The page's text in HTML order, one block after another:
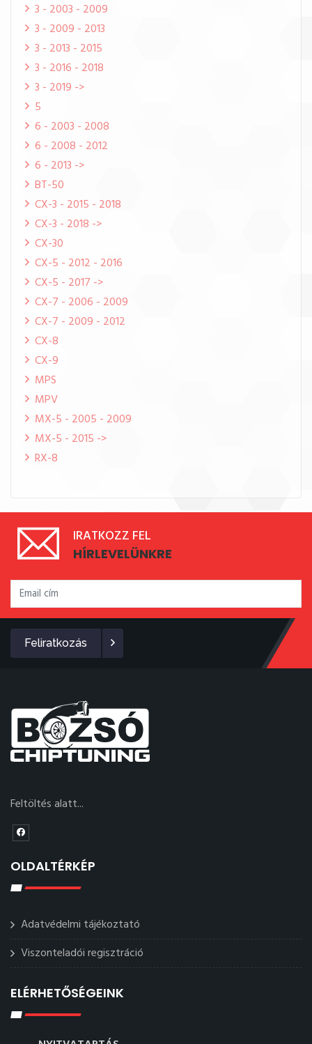
3 - 2003 - 2009
3 - 2009 - 2013
3 - 2013 - 2015
3 - 2016 - 2018
3 - 2019 ->
5
6 - 2003 - 2008
6 - 2008 - 2012
6 - 2013 ->
BT-50
CX-3 - 2015 - 2018
CX-3 - 2018 ->
CX-30
CX-5 - 2012 - 2016
CX-5 - 2017 ->
CX-7 - 2006 - 2009
CX-7 - 2009 - 2012
CX-8
CX-9
MPS
MPV
MX-5 - 2005 - 2009
MX-5 - 2015 ->
RX-8
IRATKOZZ FEL
HÍRLEVELÜNKRE
Feliratkozás
Feltöltés alatt...
OLDALTÉRKÉP
Adatvédelmi tájékoztató
Viszonteladói regisztráció
ELÉRHETŐSÉGEINK